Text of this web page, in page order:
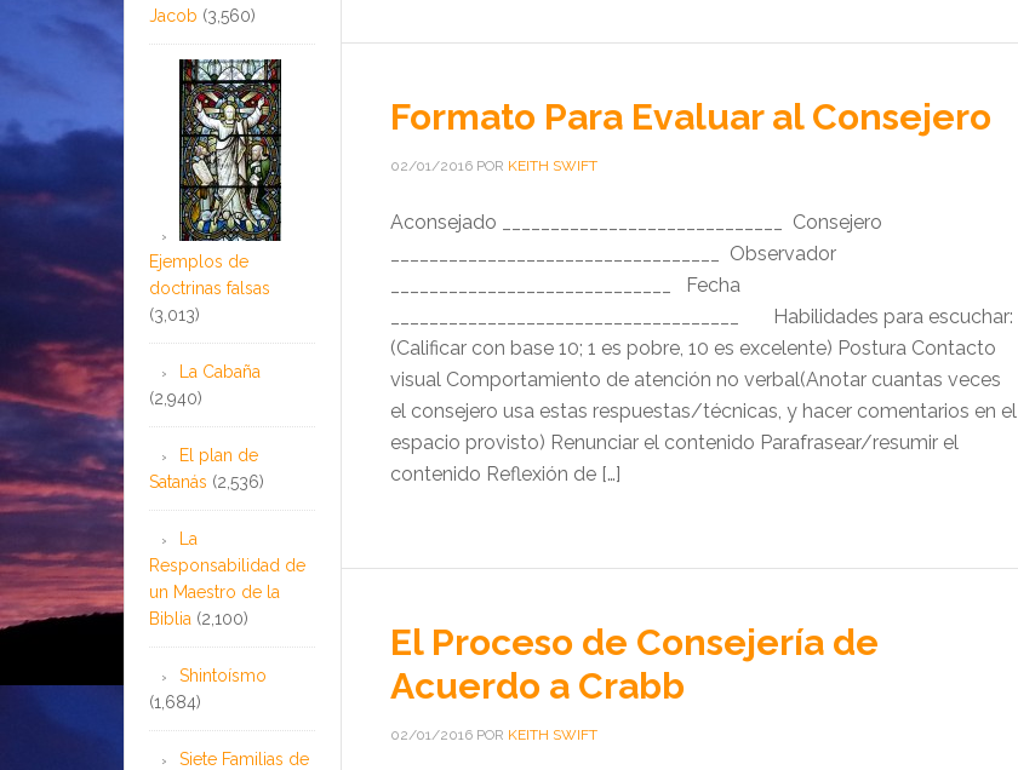
Formato Para Evaluar al Consejero
02/01/2016 POR KEITH SWIFT
Aconsejado _____________________________ Consejero
__________________________________ Observador
_____________________________ Fecha
____________________________________ Habilidades para escuchar:
(Calificar con base 10; 1 es pobre, 10 es excelente) Postura Contacto
visual Comportamiento de atención no verbal(Anotar cuantas veces
el consejero usa estas respuestas/técnicas, y hacer comentarios en el
espacio provisto) Renunciar el contenido Parafrasear/resumir el
contenido Reflexión de […]
El Proceso de Consejería de
Acuerdo a Crabb
02/01/2016 POR KEITH SWIFT
Jacob (3,560)
Ejemplos de
doctrinas falsas
(3,013)
La Cabaña
(2,940)
El plan de
Satanás (2,536)
La
Responsabilidad de
un Maestro de la
Biblia (2,100)
Shintoísmo
(1,684)
Siete Familias de